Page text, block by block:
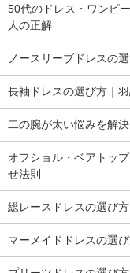
50代のドレス・ワンピ
人の正解
ノースリーブドレスの
長袖ドレスの選び方｜
二の腕が太い悩みを解
オフショル・ベアトッ
せ法則
総レースドレスの選び
マーメイドドレスの選